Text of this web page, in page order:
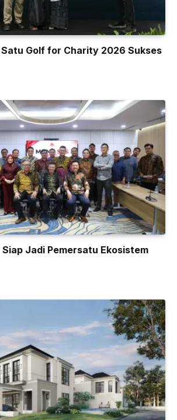
Golf for Charity 2026 Sukses
Siap Jadi Pemersatu Ekosistem